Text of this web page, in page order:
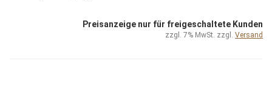
Preisanzeige nur für freigeschaltete Kunden
zzgl. 7% MwSt. zzgl. Versand